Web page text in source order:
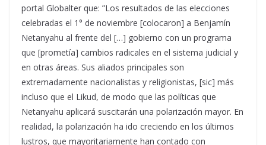
portal Globalter que: ”Los resultados de las elecciones
celebradas el 1° de noviembre [colocaron] a Benjamín
Netanyahu al frente del […] gobierno con un programa
que [prometía] cambios radicales en el sistema judicial y
en otras áreas. Sus aliados principales son
extremadamente nacionalistas y religionistas, [sic] más
incluso que el Likud, de modo que las políticas que
Netanyahu aplicará suscitarán una polarización mayor. En
realidad, la polarización ha ido creciendo en los últimos
lustros, que mayoritariamente han contado con